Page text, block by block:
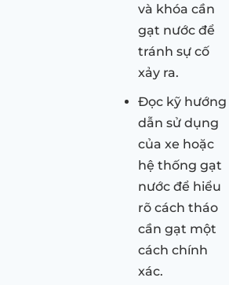
và khóa cần
gạt nước để
tránh sự cố
xảy ra.
Đọc kỹ hướng
dẫn sử dụng
của xe hoặc
hệ thống gạt
nước để hiểu
rõ cách tháo
cần gạt một
cách chính
xác.